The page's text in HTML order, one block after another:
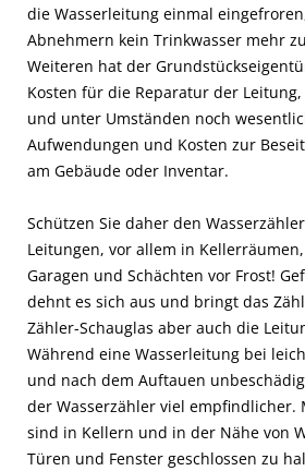
die Wasserleitung einmal
Abnehmern kein Trinkwasser mehr
Weiteren hat der
Kosten für die Reparatur der Leitung,
und unter Umständen noch
Aufwendungen und Kosten zur
am Gebäude oder Inventar.
Schützen Sie daher den
Leitungen, vor allem in
Garagen und Schächten vor Frost!
dehnt es sich aus und bringt das
Zähler-Schauglas aber auch die
Während eine Wasserleitung bei
und nach dem Auftauen
der Wasserzähler viel
sind in Kellern und in der Nähe von
Türen und Fenster geschlossen zu